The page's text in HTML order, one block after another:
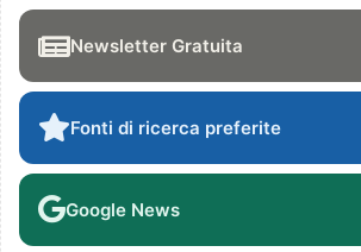
Newsletter Gratuita
Fonti di ricerca preferite
Google News